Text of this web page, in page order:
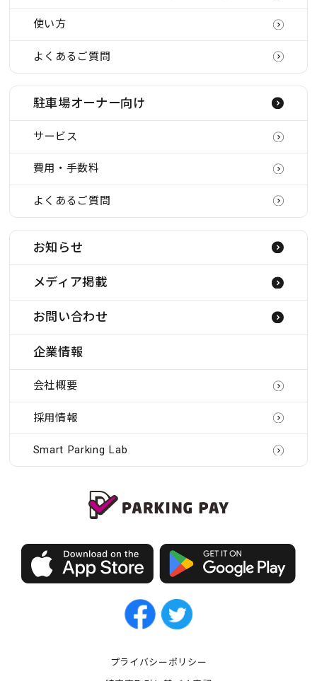
プライバシーポリシー
使い方
よくあるご質問
駐車場オーナー向け
サービス
費用・手数料
よくあるご質問
お知らせ
メディア掲載
お問い合わせ
企業情報
会社概要
採用情報
Smart Parking Lab